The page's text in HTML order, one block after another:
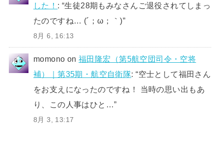
した！ : “生徒28期もみなさんご退役されてしまっ
たのですね… (´；ω；｀)”
8月 6, 16:13
momono on福田隆宏（第5航空団司令・空将
補）｜第35期・航空自衛隊: “空士として福田さん
をお支えになったのですね！ 当時の思い出もあ
り、この人事はひと…”
8月 3, 13:17